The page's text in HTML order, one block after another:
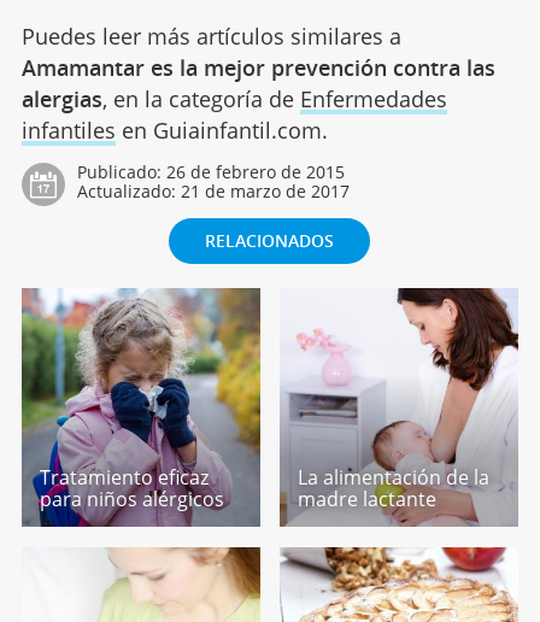
Puedes leer más artículos similares a
Amamantar es la mejor prevención contra las
alergias, en la categoría de Enfermedades
infantiles en Guiainfantil.com.
Publicado: 26 de febrero de 2015
Actualizado: 21 de marzo de 2017
RELACIONADOS
Tratamiento eficaz
para niños alérgicos
La alimentación de la
madre lactante